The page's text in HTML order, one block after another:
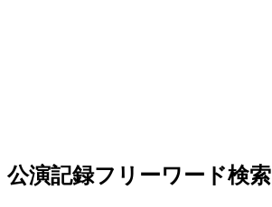
公演記録フリーワード検索